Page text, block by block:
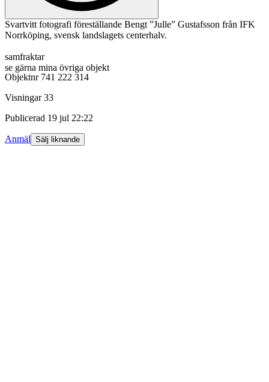
Svartvitt fotografi föreställande Bengt ”Julle” Gustafsson från IFK
Norrköping, svensk landslagets centerhalv.
samfraktar
se gärna mina övriga objekt
Objektnr 741 222 314
Visningar 33
Publicerad 19 jul 22:22
Anmäl Sälj liknande